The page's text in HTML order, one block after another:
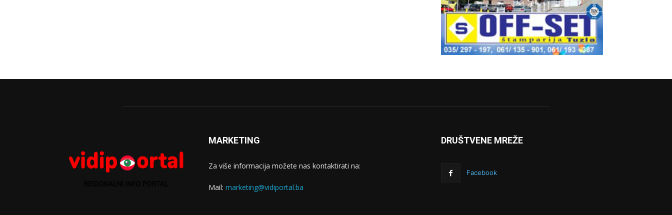
MARKETING
Za više informacija možete nas kontaktirati na:
Mail: marketing@vidiportal.ba
DRUŠTVENE MREŽE
Facebook